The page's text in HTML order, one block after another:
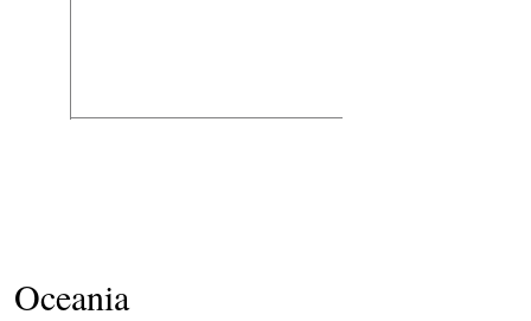
Oceania